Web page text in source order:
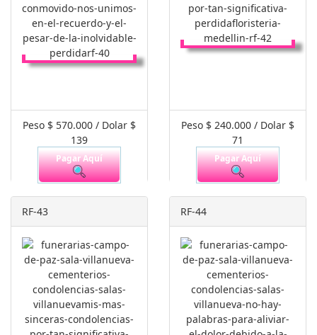
Peso $ 570.000 / Dolar $
139
Pagar Aquí
Peso $ 240.000 / Dolar $
71
Pagar Aquí
RF-43 RF-44